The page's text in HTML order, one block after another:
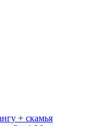
+ скамья